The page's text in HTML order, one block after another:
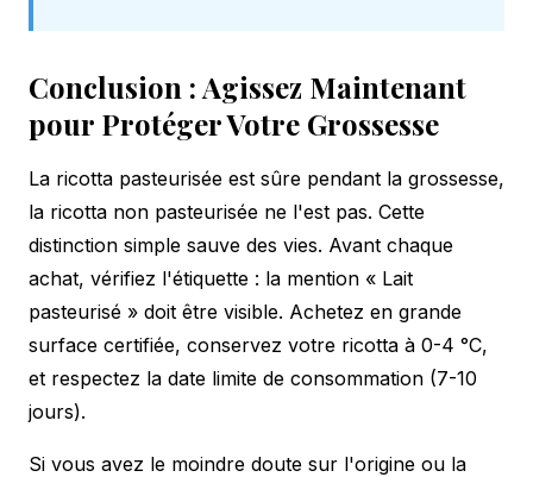
Conclusion : Agissez Maintenant
pour Protéger Votre Grossesse
La ricotta pasteurisée est sûre pendant la grossesse,
la ricotta non pasteurisée ne l'est pas. Cette
distinction simple sauve des vies. Avant chaque
achat, vérifiez l'étiquette : la mention « Lait
pasteurisé » doit être visible. Achetez en grande
surface certifiée, conservez votre ricotta à 0-4 °C,
et respectez la date limite de consommation (7-10
jours).
Si vous avez le moindre doute sur l'origine ou la